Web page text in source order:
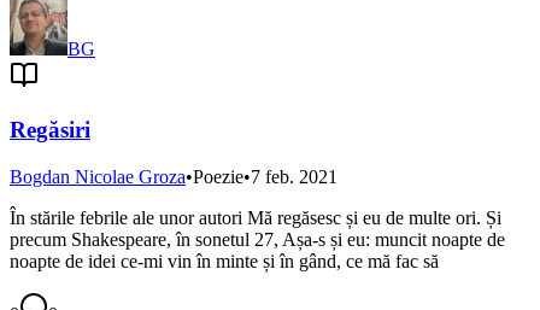
BG
Regăsiri
Bogdan Nicolae Groza•Poezie•7 feb. 2021
În stările febrile ale unor autori Mă regăsesc și eu de multe ori. Și
precum Shakespeare, în sonetul 27, Așa-s și eu: muncit noapte de
noapte de idei ce-mi vin în minte și în gând, ce mă fac să